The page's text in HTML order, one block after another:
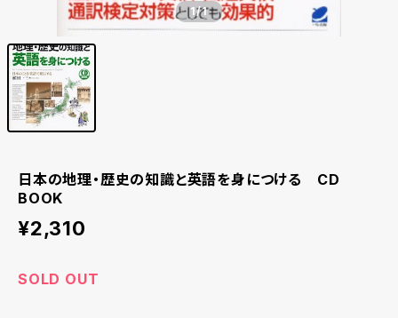
1/1
日本の地理・歴史の知識と英語を身につける CD
BOOK
¥2,310
SOLD OUT